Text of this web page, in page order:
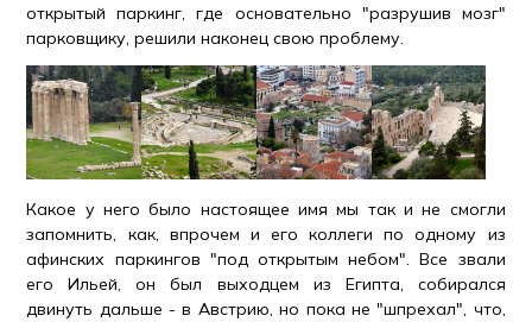
открытый паркинг, где основательно "разрушив мозг"
парковщику, решили наконец свою проблему.
Какое у него было настоящее имя мы так и не смогли
запомнить, как, впрочем и его коллеги по одному из
афинских паркингов "под открытым небом". Все звали
его Ильей, он был выходцем из Египта, собирался
двинуть дальше - в Австрию, но пока не "шпрехал", что,